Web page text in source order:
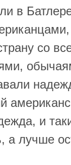
в
со
и
а лучше